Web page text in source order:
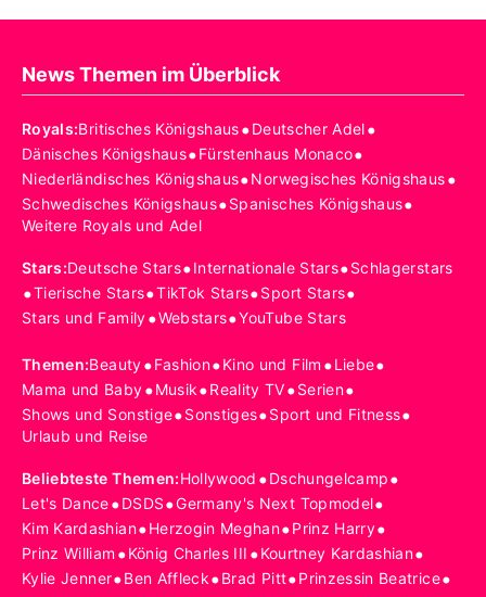
News Themen im Überblick
Royals:Britisches Königshaus•Deutscher Adel•
Dänisches Königshaus•Fürstenhaus Monaco•
Niederländisches Königshaus•Norwegisches Königshaus•
Schwedisches Königshaus•Spanisches Königshaus•
Weitere Royals und Adel
Stars:Deutsche Stars•Internationale Stars•Schlagerstars
•Tierische Stars•TikTok Stars•Sport Stars•
Stars und Family•Webstars•YouTube Stars
Themen:Beauty•Fashion•Kino und Film •Liebe•
Mama und Baby•Musik•Reality TV•Serien•
Shows und Sonstige•Sonstiges•Sport und Fitness•
Urlaub und Reise
Beliebteste Themen:Hollywood •Dschungelcamp•
Let's Dance•DSDS•Germany's Next Topmodel•
Kim Kardashian•Herzogin Meghan•Prinz Harry•
Prinz William •König Charles III •Kourtney Kardashian•
Kylie Jenner•Ben Affleck•Brad Pitt•Prinzessin Beatrice•